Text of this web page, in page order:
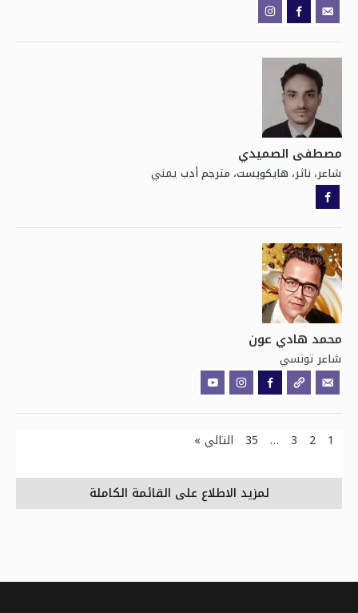
مصطفى الصميدي
شاعر، ناثر، هايكويست، مترجم أدب يمني
محمد هادي عون
شاعر تونسي
1
2
3
…
35 التالي »
لمزيد الاطلاع على القائمة الكاملة